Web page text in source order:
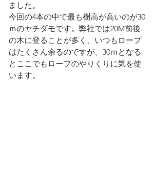
ました。
今回の4本の中で最も樹高が高いのが30
ｍのヤチダモです。弊社では20M前後
の木に登ることが多く、いつもロープ
はたくさん余るのですが、30ｍとなる
とここでもロープのやりくりに気を使
います。